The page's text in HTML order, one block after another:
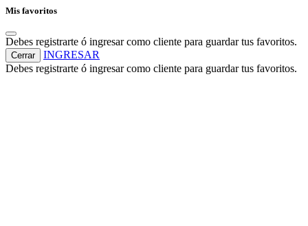
Mis favoritos
Debes registrarte ó ingresar como cliente para guardar tus favoritos.
Cerrar
INGRESAR
Debes registrarte ó ingresar como cliente para guardar tus favoritos.